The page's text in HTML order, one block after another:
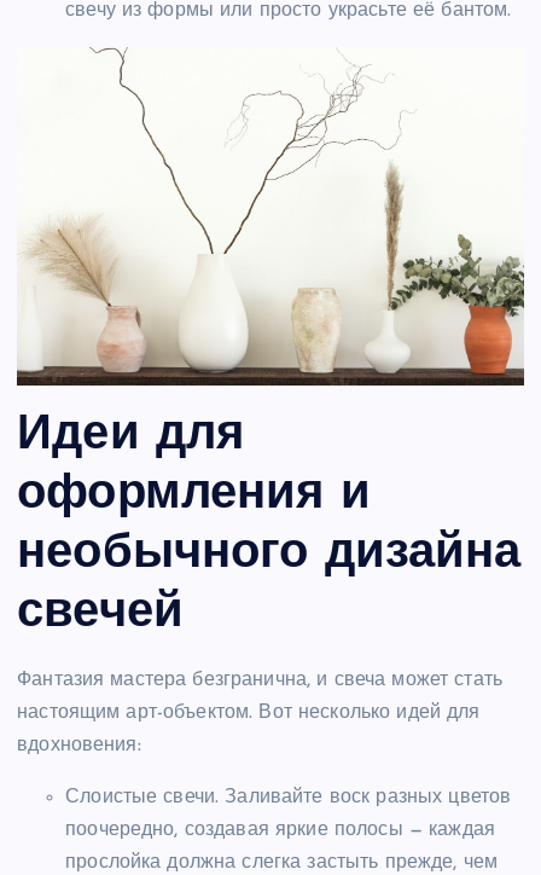
свечу из формы или просто украсьте её бантом.
Идеи для
оформления и
необычного дизайна
свечей
Фантазия мастера безгранична, и свеча может стать
настоящим арт-объектом. Вот несколько идей для
вдохновения:
Слоистые свечи. Заливайте воск разных цветов
поочередно, создавая яркие полосы — каждая
прослойка должна слегка застыть прежде, чем